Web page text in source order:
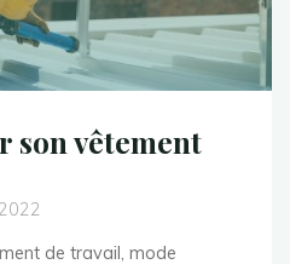
son vêtement
de travail, mode